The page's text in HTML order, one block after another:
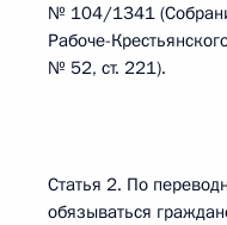
№ 104/1341
Рабоче-
№ 52, ст. 221).
Статья 2. По
обязываться